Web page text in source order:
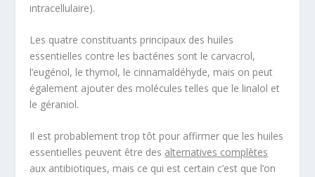
intracellulaire).
Les quatre constituants principaux des huiles
essentielles contre les bactéries sont le carvacrol,
l’eugénol, le thymol, le cinnamaldéhyde, mais on peut
également ajouter des molécules telles que le linalol et
le géraniol.
Il est probablement trop tôt pour affirmer que les huiles
essentielles peuvent être des alternatives complètes
aux antibiotiques, mais ce qui est certain c’est que l’on